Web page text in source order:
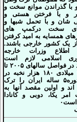
با گذراندن موانع سخت و
و با فرختن هستی و
شان و با تحمل شبها و
سخت درکمپ های
همسایه به امید کرفتن
از یک کشور خارجی باشند.
اطلاع وزرات خارجه
اسلامی لازم است
بدانند در فواصل سالهای ۲۰۰۵ تا
۲۰۱۰ میلادی ۱۸۰ هزار نخبه در
یک دوره۵ ساله ایران را ترک
و اولین مقصد آنها به
امر یکا، دوبی و کانادا